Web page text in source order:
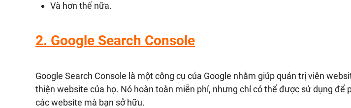
Và hơn thế nữa.
2. Google Search Console
Google Search Console là một công cụ của Google nhằm giúp quản trị viên
thiện website của họ. Nó hoàn toàn miễn phí, nhưng chỉ có thể được sử dụng để
các website mà bạn sở hữu.